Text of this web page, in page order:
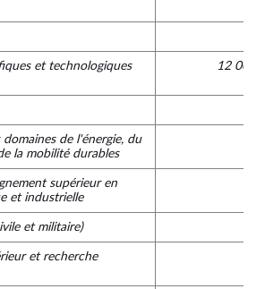
et technologiques
12 000
domaines de l'énergie, du
la mobilité durables
supérieur en
et industrielle
et militaire)
et recherche